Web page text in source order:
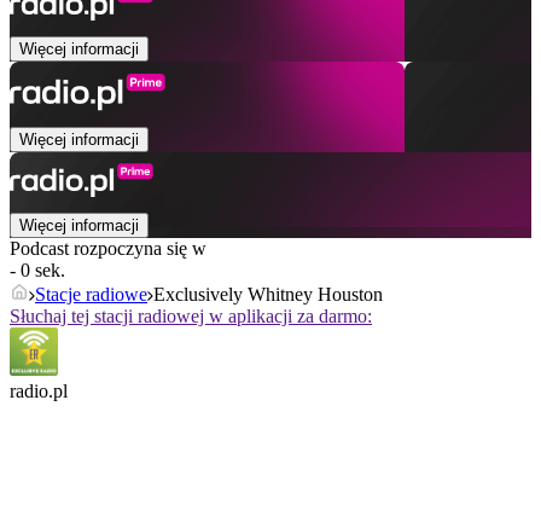
Więcej informacji
Więcej informacji
Więcej informacji
Podcast rozpoczyna się w
- 0 sek.
Stacje radiowe Exclusively Whitney Houston
Słuchaj tej stacji radiowej w aplikacji za darmo:
radio.pl